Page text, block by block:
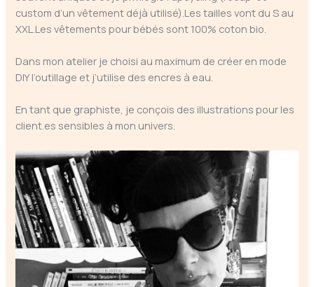
custom d’un vêtement déjà utilisé).Les tailles vont du S au
XXL.Les vêtements pour bébés sont 100% coton bio.
Dans mon atelier je choisi au maximum de créer en mode
DIY l’outillage et j’utilise des encres à eau.
En tant que graphiste, je conçois des illustrations pour les
client.es sensibles à mon univers.